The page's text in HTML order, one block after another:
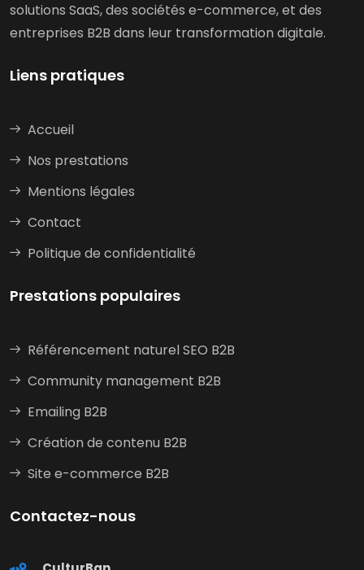
solutions SaaS, des sociétés e-commerce, et des
entreprises B2B dans leur transformation digitale.
Liens pratiques
Accueil
Nos prestations
Mentions légales
Contact
Politique de confidentialité
Prestations populaires
Référencement naturel SEO B2B
Community management B2B
Emailing B2B
Création de contenu B2B
Site e-commerce B2B
Contactez-nous